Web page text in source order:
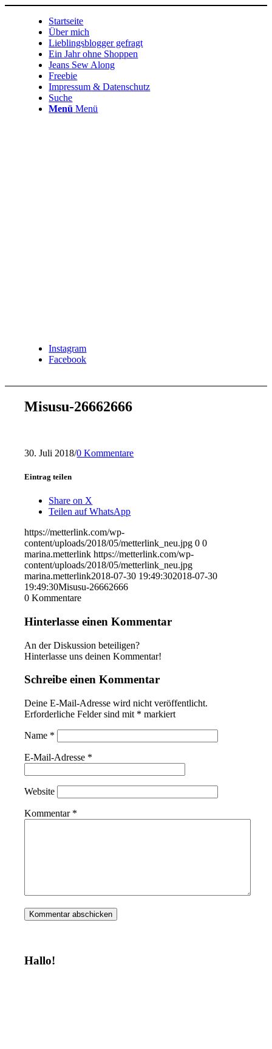
Startseite
Über mich
Lieblingsblogger gefragt
Ein Jahr ohne Shoppen
Jeans Sew Along
Freebie
Impressum & Datenschutz
Suche
Menü Menü
Instagram
Facebook
Misusu-26662666
30. Juli 2018/0 Kommentare
Eintrag teilen
Share on X
Teilen auf WhatsApp
https://metterlink.com/wp-
content/uploads/2018/05/metterlink_neu.jpg 0 0
marina.metterlink https://metterlink.com/wp-
content/uploads/2018/05/metterlink_neu.jpg
marina.metterlink2018-07-30 19:49:302018-07-30
19:49:30Misusu-26662666
0 Kommentare
Hinterlasse einen Kommentar
An der Diskussion beteiligen?
Hinterlasse uns deinen Kommentar!
Schreibe einen Kommentar
Deine E-Mail-Adresse wird nicht veröffentlicht.
Erforderliche Felder sind mit * markiert
Name *
E-Mail-Adresse *
Website
Kommentar *
Hallo!